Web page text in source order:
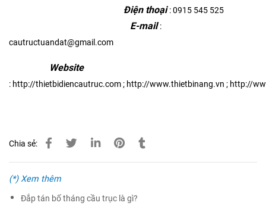
Điện thoại : 0915 545 525
E-mail:
cautructuandat@gmail.com
Website
: http://thietbidiencautruc.com; http://www.thietbinang.vn ; http://
Chia sẻ:
(*) Xem thêm
Đắp tán bố tháng cầu trục là gì?